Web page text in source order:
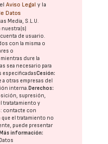
elAviso Legal y la
Datos
Media, S.L.U.
de usuario.
con la misma o
o
mientras dure la
sea necesario para
especificadasCesión:
a otras empresas del
interna.Derechos:
supresión,
tratatamiento y
contacte con
que el tratamiento no
puede presentar
información: